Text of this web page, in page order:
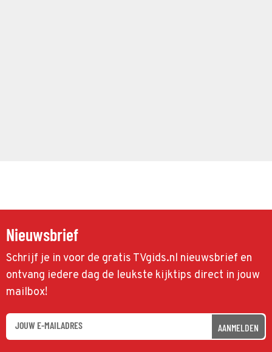
Nieuwsbrief
Schrijf je in voor de gratis TVgids.nl nieuwsbrief en
ontvang iedere dag de leukste kijktips direct in jouw
mailbox!
AANMELDEN